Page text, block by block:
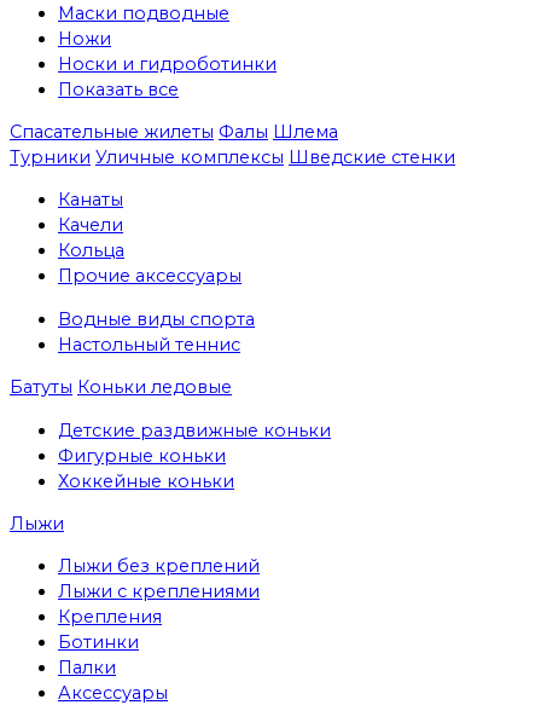
Маски подводные
Ножи
Носки и гидроботинки
Показать все
Спасательные жилеты Фалы Шлема
Турники Уличные комплексы Шведские стенки
Канаты
Качели
Кольца
Прочие аксессуары
Водные виды спорта
Настольный теннис
Батуты Коньки ледовые
Детские раздвижные коньки
Фигурные коньки
Хоккейные коньки
Лыжи
Лыжи без креплений
Лыжи с креплениями
Крепления
Ботинки
Палки
Аксессуары